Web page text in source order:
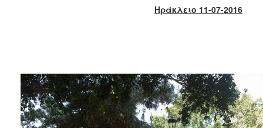
2012
2011
2010
Ηράκλειο 11-07-2016